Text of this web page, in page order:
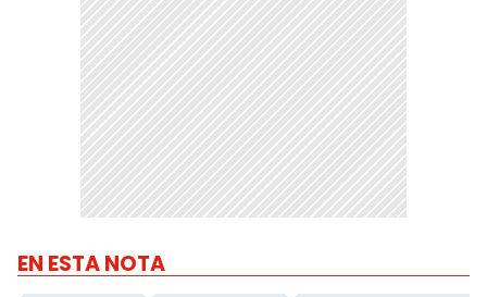
EN ESTA NOTA